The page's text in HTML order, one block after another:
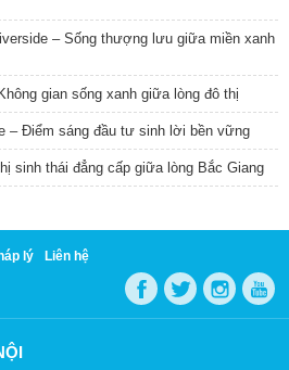
– Sống thượng lưu giữa miền xanh
gian sống xanh giữa lòng đô thị
– Điểm sáng đầu tư sinh lời bền vững
sinh thái đẳng cấp giữa lòng Bắc Giang
lý Liên hệ